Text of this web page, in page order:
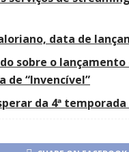
data de
sobre o lançamento
de “Invencível”
da 4ª temporada